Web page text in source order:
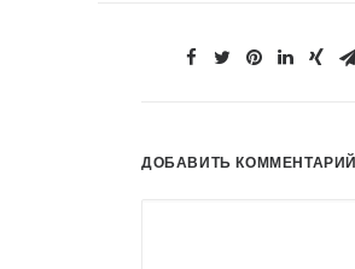
ДОБАВИТЬ КОММЕНТАРИЙ